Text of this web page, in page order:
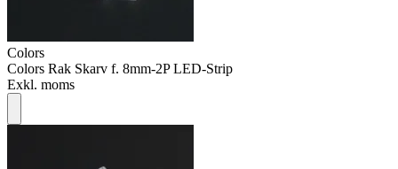
Colors
Colors Rak Skarv f. 8mm-2P LED-Strip
Exkl. moms